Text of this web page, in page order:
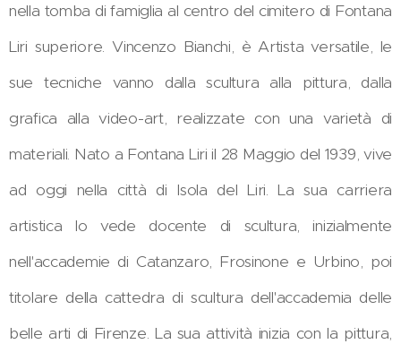
nella tomba di famiglia al centro del cimitero di Fontana
Liri superiore. Vincenzo Bianchi, è Artista versatile, le
sue tecniche vanno dalla scultura alla pittura, dalla
grafica alla video-art, realizzate con una varietà di
materiali. Nato a Fontana Liri il 28 Maggio del 1939, vive
ad oggi nella città di Isola del Liri. La sua carriera
artistica lo vede docente di scultura, inizialmente
nell'accademie di Catanzaro, Frosinone e Urbino, poi
titolare della cattedra di scultura dell'accademia delle
belle arti di Firenze. La sua attività inizia con la pittura,